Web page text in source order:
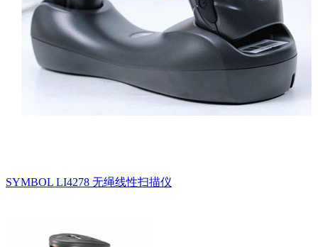
SYMBOL LI4278 无绳线性扫描仪